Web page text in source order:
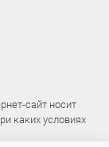
сайт носит
каких условиях